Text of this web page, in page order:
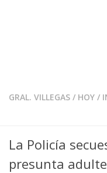
GRAL. VILLEGAS / HOY /
La Policía
presunta